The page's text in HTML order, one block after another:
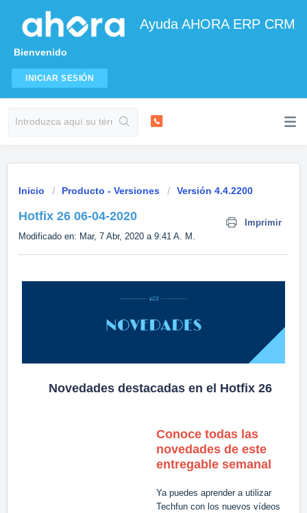
Ayuda AHORA ERP CRM
Bienvenido
INICIAR SESIÓN
Inicio Producto - Versiones Versión 4.4.2200
Hotfix 26 06-04-2020
Imprimir
Modificado en: Mar, 7 Abr, 2020 a 9:41 A. M.
Novedades destacadas en el Hotfix 26
Conoce todas las
novedades de este
entregable semanal
Ya puedes aprender a utilizar
Techfun con los nuevos vídeos